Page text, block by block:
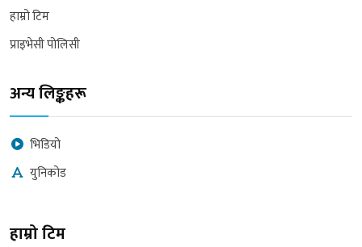
हाम्रो टिम
प्राइभेसी पोलिसी
अन्य लिङ्कहरू
भिडियो
युनिकोड
हाम्रो टिम